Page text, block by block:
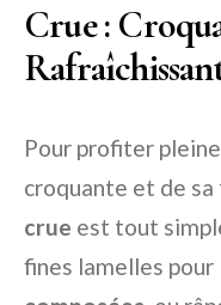
Crue :
Pour profiter
croquante et de
crue est tout
fines lamelles pour